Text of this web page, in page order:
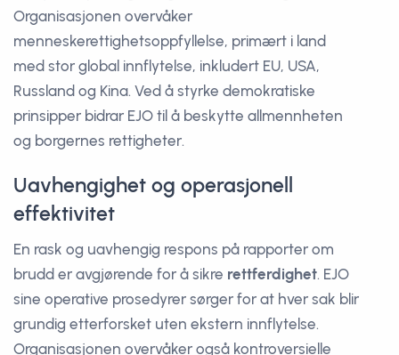
Organisasjonen overvåker
menneskerettighetsoppfyllelse, primært i land
med stor global innflytelse, inkludert EU, USA,
Russland og Kina. Ved å styrke demokratiske
prinsipper bidrar EJO til å beskytte allmennheten
og borgernes rettigheter.
Uavhengighet og operasjonell
effektivitet
En rask og uavhengig respons på rapporter om
brudd er avgjørende for å sikre rettferdighet. EJO
sine operative prosedyrer sørger for at hver sak blir
grundig etterforsket uten ekstern innflytelse.
Organisasjonen overvåker også kontroversielle